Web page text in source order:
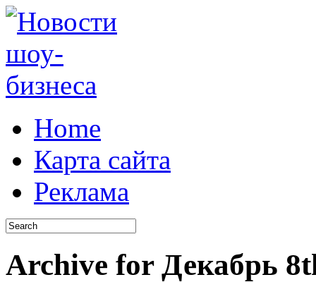
Home
Карта сайта
Реклама
Archive for Декабрь